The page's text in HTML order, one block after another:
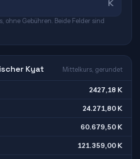
K
ohne Gebühren. Beide Felder sind
Kyat Mittelkurs, gerundet
2427,18 K
24.271,80 K
60.679,50 K
121.359,00 K